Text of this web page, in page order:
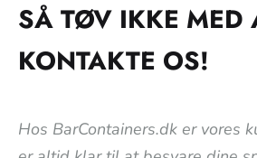
SÅ TØV IKKE MED
KONTAKTE OS!
Hos BarContainers.dk er vores